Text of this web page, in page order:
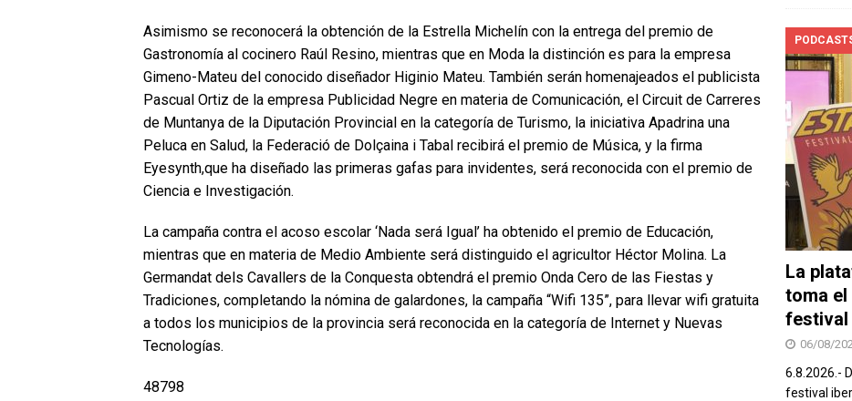
Asimismo se reconocerá la obtención de la Estrella Michelín con la entrega del premio de
Gastronomía al cocinero Raúl Resino, mientras que en Moda la distinción es para la empresa
Gimeno-Mateu del conocido diseñador Higinio Mateu. También serán homenajeados el publicista
Pascual Ortiz de la empresa Publicidad Negre en materia de Comunicación, el Circuit de Carreres
de Muntanya de la Diputación Provincial en la categoría de Turismo, la iniciativa Apadrina una
Peluca en Salud, la Federació de Dolçaina i Tabal recibirá el premio de Música, y la firma
Eyesynth,que ha diseñado las primeras gafas para invidentes, será reconocida con el premio de
Ciencia e Investigación.
La campaña contra el acoso escolar ‘Nada será Igual’ ha obtenido el premio de Educación,
mientras que en materia de Medio Ambiente será distinguido el agricultor Héctor Molina. La
Germandat dels Cavallers de la Conquesta obtendrá el premio Onda Cero de las Fiestas y
Tradiciones, completando la nómina de galardones, la campaña “Wifi 135”, para llevar wifi gratuita
a todos los municipios de la provincia será reconocida en la categoría de Internet y Nuevas
Tecnologías.
48798
La
toma
festival
06/08/
6.8.2026.-
festival